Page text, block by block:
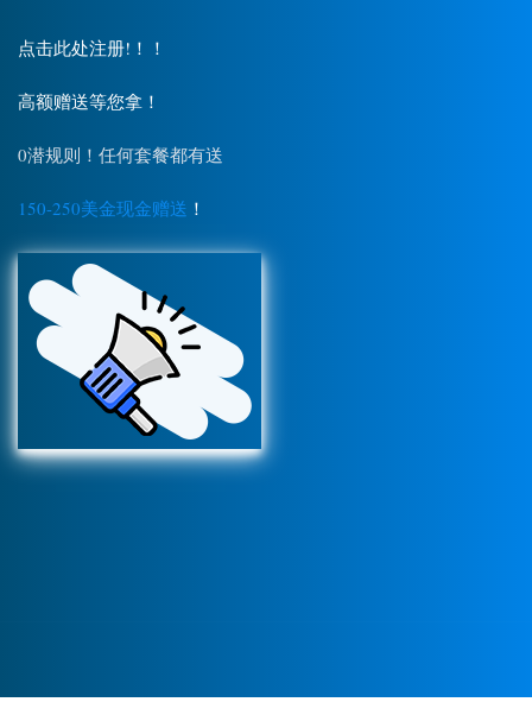
点击此处注册!！！
高额赠送等您拿！
0潜规则！任何套餐都有送
150-250美金现金赠送 ！